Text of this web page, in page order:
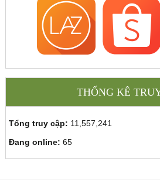
THỐNG KÊ
Tổng truy cập: 11,557,241
Đang online: 65